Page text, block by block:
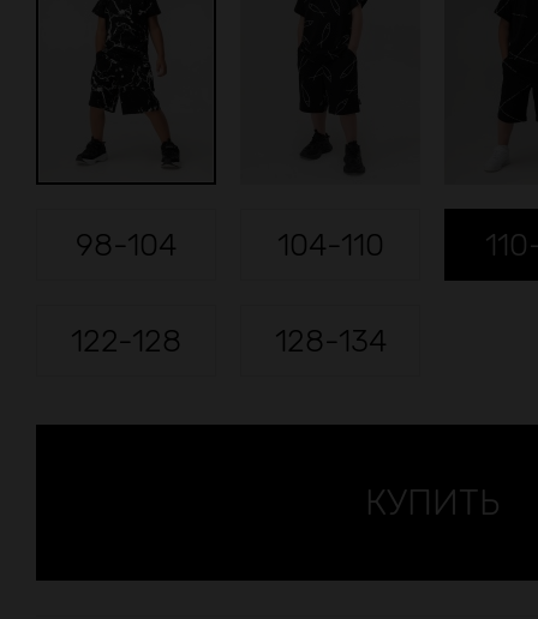
98-104 104-110
122-128 128-134